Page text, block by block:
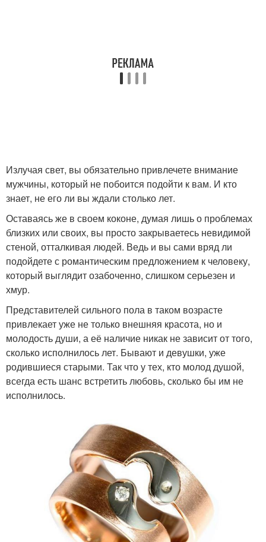
Излучая свет, вы обязательно привлечете внимание
мужчины, который не побоится подойти к вам. И кто
знает, не его ли вы ждали столько лет.
Оставаясь же в своем коконе, думая лишь о проблемах
близких или своих, вы просто закрываетесь невидимой
стеной, отталкивая людей. Ведь и вы сами вряд ли
подойдете с романтическим предложением к человеку,
который выглядит озабоченно, слишком серьезен и
хмур.
Представителей сильного пола в таком возрасте
привлекает уже не только внешняя красота, но и
молодость души, а её наличие никак не зависит от того,
сколько исполнилось лет. Бывают и девушки, уже
родившиеся старыми. Так что у тех, кто молод душой,
всегда есть шанс встретить любовь, сколько бы им не
исполнилось.